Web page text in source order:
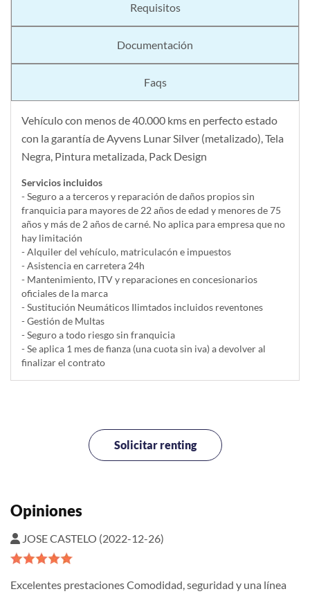
Requisitos
Documentación
Faqs
Vehículo con menos de 40.000 kms en perfecto estado
con la garantía de Ayvens Lunar Silver (metalizado), Tela
Negra, Pintura metalizada, Pack Design
Servicios incluidos
- Seguro a a terceros y reparación de daños propios sin
franquicia para mayores de 22 años de edad y menores de 75
años y más de 2 años de carné. No aplica para empresa que no
hay limitación
- Alquiler del vehí­culo, matriculacón e impuestos
- Asistencia en carretera 24h
- Mantenimiento, ITV y reparaciones en concesionarios
oficiales de la marca
- Sustitución Neumáticos Ilimtados incluidos reventones
- Gestión de Multas
- Seguro a todo riesgo sin franquicia
- Se aplica 1 mes de fianza (una cuota sin iva) a devolver al
finalizar el contrato
Solicitar renting
Opiniones
JOSE CASTELO (2022-12-26)
Excelentes prestaciones Comodidad, seguridad y una línea